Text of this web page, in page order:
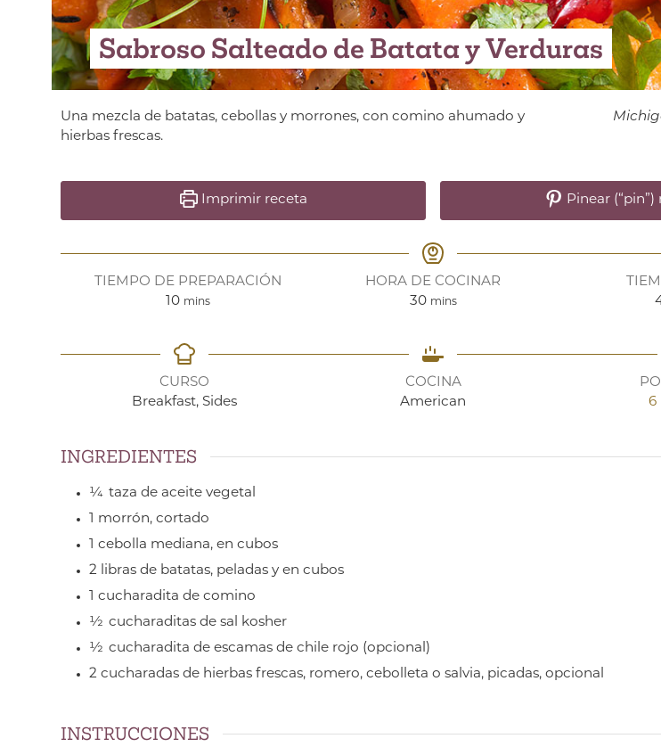
Sabroso Salteado de Batata y Verduras
Una mezcla de batatas, cebollas y morrones, con comino ahumado y
hierbas frescas.
Imprimir receta Pinear (“pin”)
TIEMPO DE PREPARACIÓN
10minutes
mins
HORA DE COCINAR
30minutes
mins
CURSO
Breakfast, Sides
COCINA
American
6
INGREDIENTES
¼ taza de aceite vegetal
1 morrón, cortado
1 cebolla mediana, en cubos
2 libras de batatas, peladas y en cubos
1 cucharadita de comino
½ cucharaditas de sal kosher
½ cucharadita de escamas de chile rojo (opcional)
2 cucharadas de hierbas frescas, romero, cebolleta o salvia, picadas, opcional
INSTRUCCIONES